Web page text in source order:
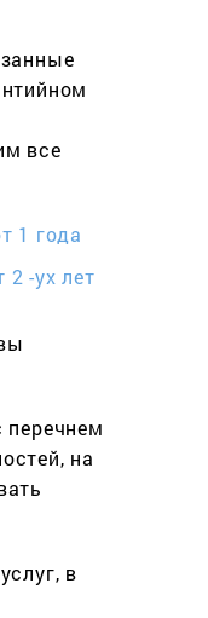
все
1 года
2 -ух лет
перечнем
на
в